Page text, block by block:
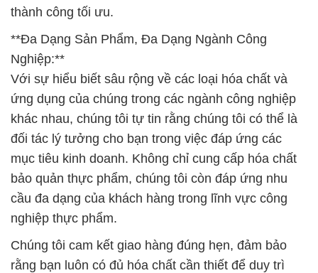
thành công tối ưu.
**Đa Dạng Sản Phẩm, Đa Dạng Ngành Công
Nghiệp:**
Với sự hiểu biết sâu rộng về các loại hóa chất và
ứng dụng của chúng trong các ngành công nghiệp
khác nhau, chúng tôi tự tin rằng chúng tôi có thể là
đối tác lý tưởng cho bạn trong việc đáp ứng các
mục tiêu kinh doanh. Không chỉ cung cấp hóa chất
bảo quản thực phẩm, chúng tôi còn đáp ứng nhu
cầu đa dạng của khách hàng trong lĩnh vực công
nghiệp thực phẩm.
Chúng tôi cam kết giao hàng đúng hẹn, đảm bảo
rằng bạn luôn có đủ hóa chất cần thiết để duy trì